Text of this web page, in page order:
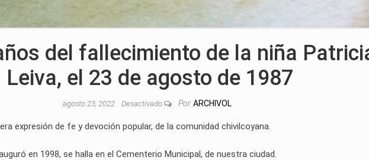
del fallecimiento de la niña
Leiva, el 23 de agosto de 1987
agosto 23, 2022 Desactivado Por ARCHIVOL
expresión de fe y devoción popular, de la comunidad chivilcoyana.
en 1998, se halla en el Cementerio Municipal, de nuestra ciudad.